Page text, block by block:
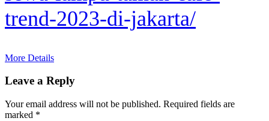
trend-2023-di-jakarta/
More Details
Leave a Reply
Your email address will not be published. Required fields are
marked *